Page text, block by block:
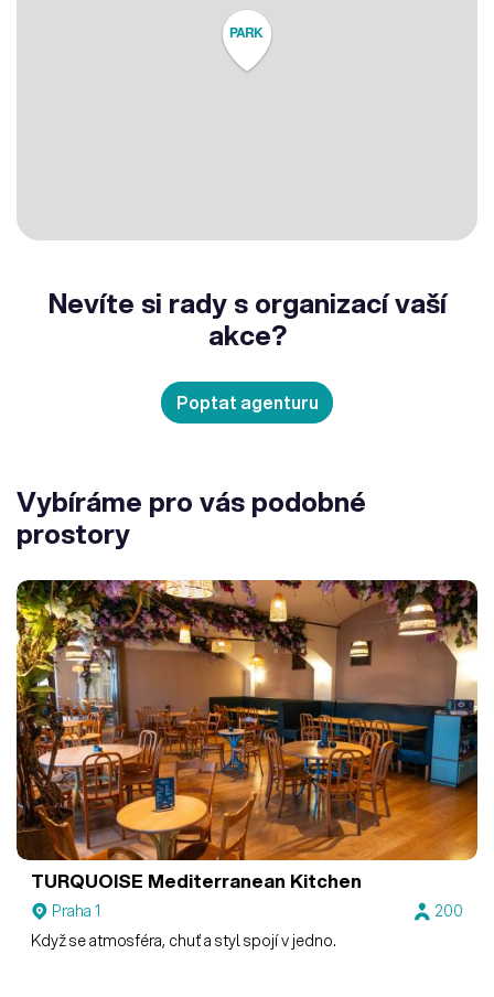
PARK
Nevíte si rady s organizací vaší
akce?
Poptat agenturu
Vybíráme pro vás podobné
prostory
TURQUOISE Mediterranean Kitchen
Praha 1
200
Když se atmosféra, chuť a styl spojí v jedno.